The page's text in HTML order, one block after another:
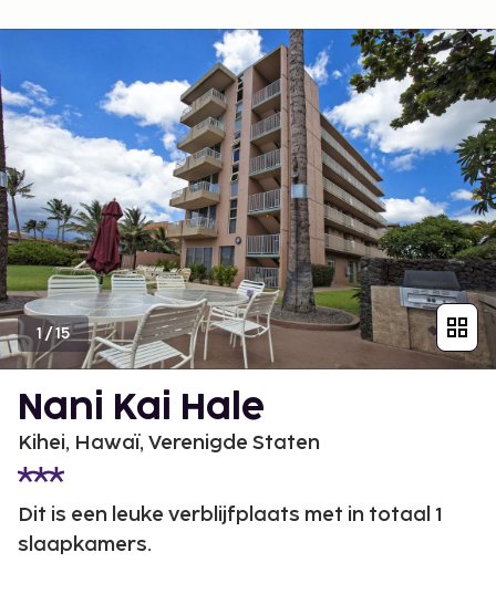
1/15
Nani Kai Hale
Kihei, Hawaï, Verenigde Staten
Dit is een leuke verblijfplaats met in totaal 1
slaapkamers.